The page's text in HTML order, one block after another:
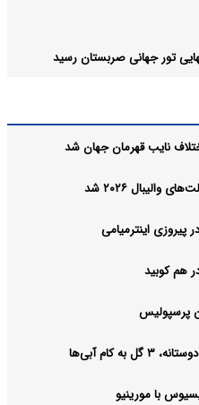
تور جهانی صربستان رسید
نایب قهرمان جهان شد
۲۰۲۶ شد
اینترمیامی
پرسپولیس
کام آبی‌ها
با مورینیو